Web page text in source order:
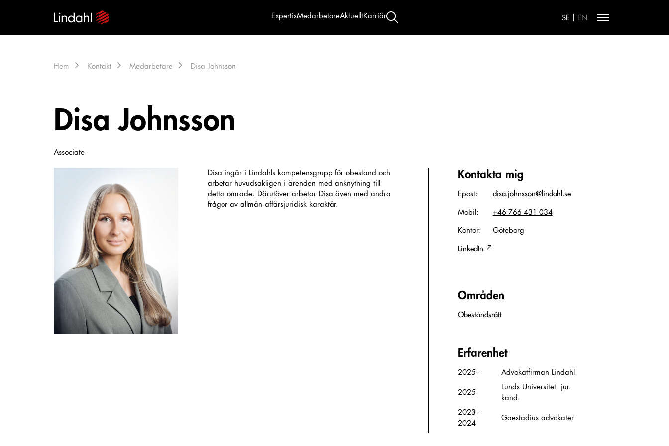
ExpertisMedarbetareAktuelltKarriär SE EN
Hem Kontakt Medarbetare Disa Johnsson
Disa Johnsson
Associate
Disa ingår i Lindahls kompetensgrupp för obestånd och
arbetar huvudsakligen i ärenden med anknytning till
detta område. Därutöver arbetar Disa även med andra
frågor av allmän affärsjuridisk karaktär.
Kontakta mig
Epost: disa.johnsson@lindahl.se
Mobil: +46 766 431 034
Kontor: Göteborg
LinkedIn
Områden
Obeståndsrätt
Erfarenhet
2025– Advokatfirman Lindahl
2025
Lunds Universitet, jur.
kand.
2023–
2024
Gaestadius advokater